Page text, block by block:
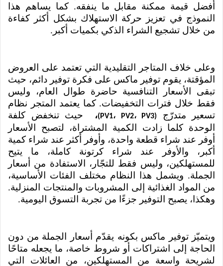
أفضل قيمة ممكنة مقابل ما ينفقه. كما يساهم هذا
النموذج في تعزيز حركة الاستهلاك بشكل أكثر كفاءة
من خلال تشجيع الشراء الذكي بكميات أكبر.
وعلى خلاف المتاجر التقليدية التي تعتمد على العروض
المؤقتة، يقوم توفير ماكس على فكرة توفير دائم، حيث
تبقى الأسعار التنافسية حاضرة طوال العام، وليس
فقط خلال فترات التخفيضات. كما يعتمد المتجر نظام
تسعير متدرّج
(PV1، PV2، PV3) ،
حيث تنخفض كلفة
الوحدة كلما زادت الكمية المشتراة، لتصبح الأسعار
أوفر عند شراء قطعة واحدة، وأوفر أكثر عند شراء كمية
أكبر، والأوفر عند شراء كرتونة كاملة، ما يتيح
للمستهلكين، وليس فقط للتجّار، الاستفادة من أسعار
الجملة. ويشمل هذا النظام مختلف الفئات الأساسية،
من المواد الغذائية إلى المشروبات والمنتجات المنزلية.
وهكذا، يصبح التوفير جزءًا من تجربة التسوق اليومية.
ويتميّز توفير ماكس بكونه يقدّم أسعار الجملة من دون
الحاجة إلى اشتراكات أو شروط خاصة، ما يجعله متاحًا
لشريحة واسعة من المستهلكين، من العائلات التي